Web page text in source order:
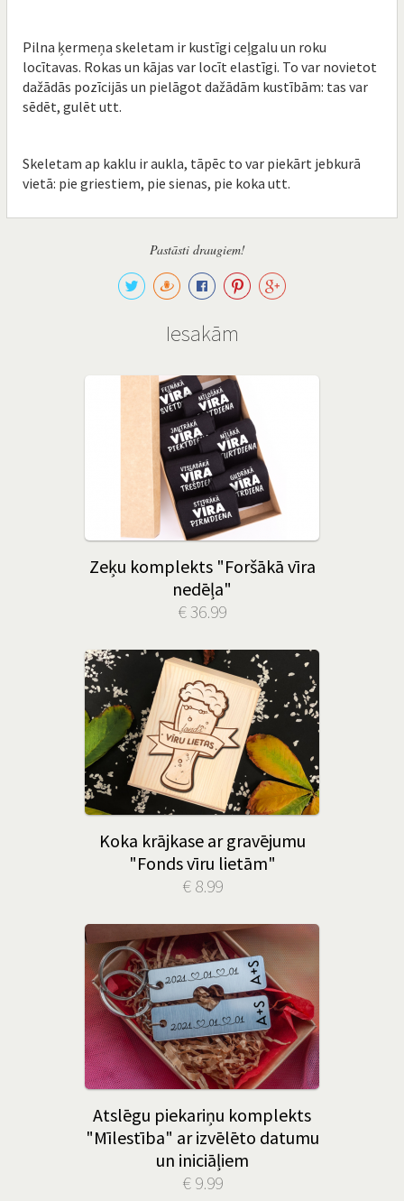
Pilna ķermeņa skeletam ir kustīgi ceļgalu un roku
locītavas. Rokas un kājas var locīt elastīgi. To var novietot
dažādās pozīcijās un pielāgot dažādām kustībām: tas var
sēdēt, gulēt utt.
Skeletam ap kaklu ir aukla, tāpēc to var piekārt jebkurā
vietā: pie griestiem, pie sienas, pie koka utt.
Pastāsti draugiem!
Iesakām
Zeķu komplekts "Foršākā vīra
nedēļa"
€ 36.99
Koka krājkase ar gravējumu
"Fonds vīru lietām"
€ 8.99
Atslēgu piekariņu komplekts
"Mīlestība" ar izvēlēto datumu
un iniciāļiem
€ 9.99